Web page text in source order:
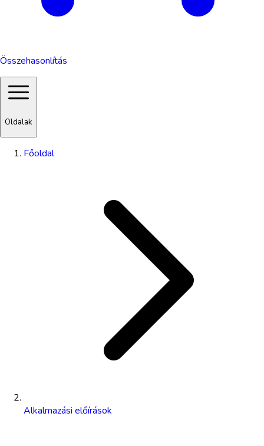
Összehasonlítás
Oldalak
Főoldal
Alkalmazási előírások